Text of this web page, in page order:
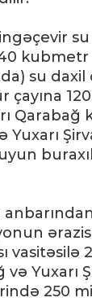
su daxil
çayına
Qarabağ
və Yuxarı
250